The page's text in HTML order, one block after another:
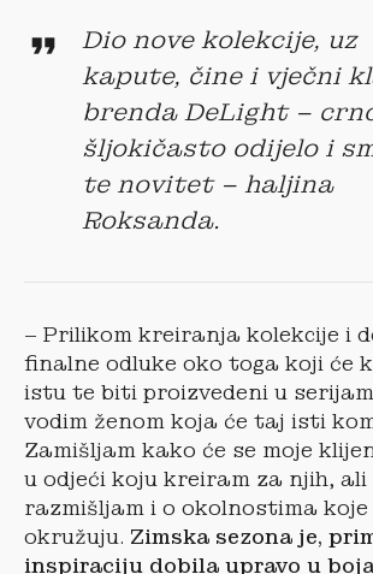
Dio nove kolekcije, uz
kapute, čine i vječni
brenda DeLight –
šljokičasto odijelo i
te novitet – haljina
Roksanda.
– Prilikom kreiranja kolekcije i
finalne odluke oko toga koji će
istu te biti proizvedeni u
vodim ženom koja će taj isti
Zamišljam kako će se moje
u odjeći koju kreiram za njih,
razmišljam i o okolnostima koje
okružuju. Zimska sezona je,
inspiraciju dobila upravo u